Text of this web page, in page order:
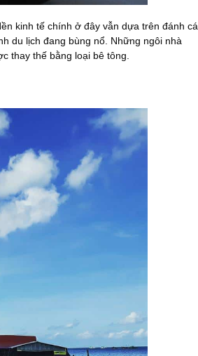
kinh tế chính ở đây vẫn dựa trên đánh cá.
du lịch đang bùng nổ. Những ngôi nhà
thay thế bằng loại bê tông.